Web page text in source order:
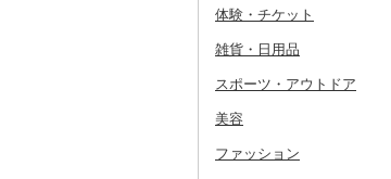
サザエ
はまぐり
その他貝
カツオ
金目鯛
クエ
サバ
わかめ
ひじき
その他海苔・海藻
ししゃも
その他干物
その他魚介・加工品
しらす・ちりめん
かまぼこ・練り製品
ひとめぼれ
ミルキークィーン
ななつぼし
レモン
不知火・デコポン
せとか
まどんな
キウイ
柿（カキ）
ドライフルーツ
干し芋
その他果物
びわ
レンコン
にんにく・生姜
その他根菜
しいたけ
松茸
その他きのこ
その他野菜
山菜
かぼちゃ
レタス
その他焼酎
赤ワイン
シャンパン・スパーク
リキュール・洋酒
甘酒
ノンアルコール
その他酒
足柄茶
知覧茶
八女茶
茶葉・ティーバッグ
野菜ジュース
炭酸飲料
豆乳
チョコレート
カステラ
アイス・ジェラート
その他洋菓子
煎餅・おかき
ひやむぎ
そうめん
その他麺
コロッケ
その他惣菜
シチュー
肉
魚
その他鍋
ピザ
レトルト
スープ
豆腐・納豆
豆腐
漬物
醤油
味噌
酢
だし
食用油
キッチン家電
照明器具
パソコン・周辺機器
TV・オーディオ・カメラ
美容・健康家電
旅行券
JTBふるさと旅行クー
その他旅行券
宿泊券
体験・チケット
PayPay商品券
食事券
温泉・サウナ・スパ利用
雑貨・日用品
家具・インテリア
机・テーブル
寝具
布団
タオル
スポーツ・アウトドア
ゴルフ
ゴルフボール
釣り
美容
スキンケア
ファッション